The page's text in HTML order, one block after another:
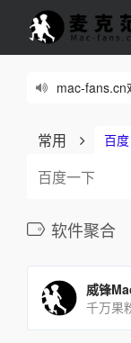
常用 百度
软件聚合
威锋
千万果